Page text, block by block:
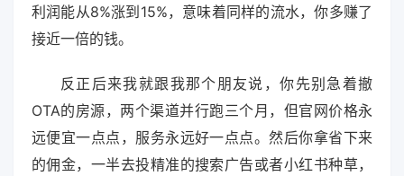
利润能从8%涨到15%，意味着同样的流水，你多赚了
接近一倍的钱。
反正后来我就跟我那个朋友说，你先别急着撤
OTA的房源，两个渠道并行跑三个月，但官网价格永
远便宜一点点，服务永远好一点点。然后你拿省下来
的佣金，一半去投精准的搜索广告或者小红书种草，